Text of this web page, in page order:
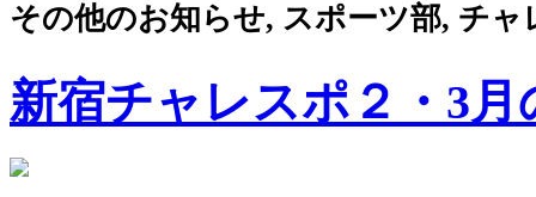
その他のお知らせ, スポーツ部, チ
新宿チャレスポ２・3月